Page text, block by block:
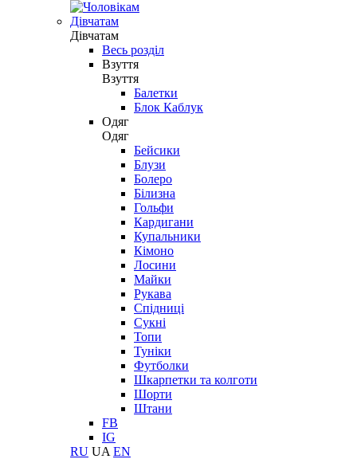
Дівчатам
Дівчатам
Весь розділ
Взуття
Взуття
Балетки
Блок Каблук
Одяг
Одяг
Бейсики
Блузи
Болеро
Білизна
Гольфи
Кардигани
Купальники
Кімоно
Лосини
Майки
Рукава
Спідниці
Сукні
Топи
Туніки
Футболки
Шкарпетки та колготи
Шорти
Штани
FB
IG
RU UA EN